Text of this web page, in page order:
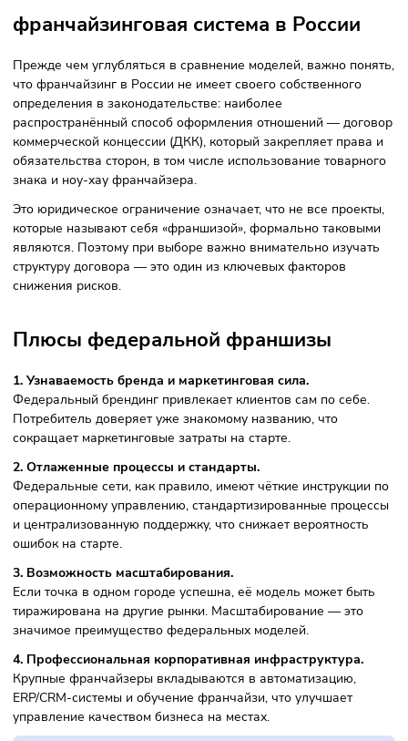
населению, торговля и общепит. При этом средний
рублей снизилась, а сегменты в диапазонах 1-3 и 3-
6 миллионов рублей рублей являются самыми
распространёнными и растущими.
Что стоит понимать: как устроена
франчайзинговая система в России
Прежде чем углубляться в сравнение моделей, важно
что франчайзинг в России не имеет своего собственного
коммерческой концессии (ДКК), который закрепляет
знака и ноу‑хау франчайзера.
Это юридическое ограничение означает, что не все
которые называют себя «франшизой», формально
являются. Поэтому при выборе важно внимательно
структуру договора — это один из ключевых факторов
снижения рисков.
Плюсы федеральной франшизы
1. Узнаваемость бренда и маркетинговая сила.
Федеральный брендинг привлекает клиентов сам по
Потребитель доверяет уже знакомому названию, что
сокращает маркетинговые затраты на старте.
2. Отлаженные процессы и стандарты.
Федеральные сети, как правило, имеют чёткие